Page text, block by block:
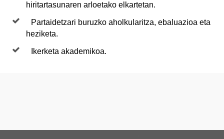
hiritartasunaren arloetako elkartetan.
Partaidetzari buruzko aholkularitza, ebaluazioa eta
heziketa.
Ikerketa akademikoa.